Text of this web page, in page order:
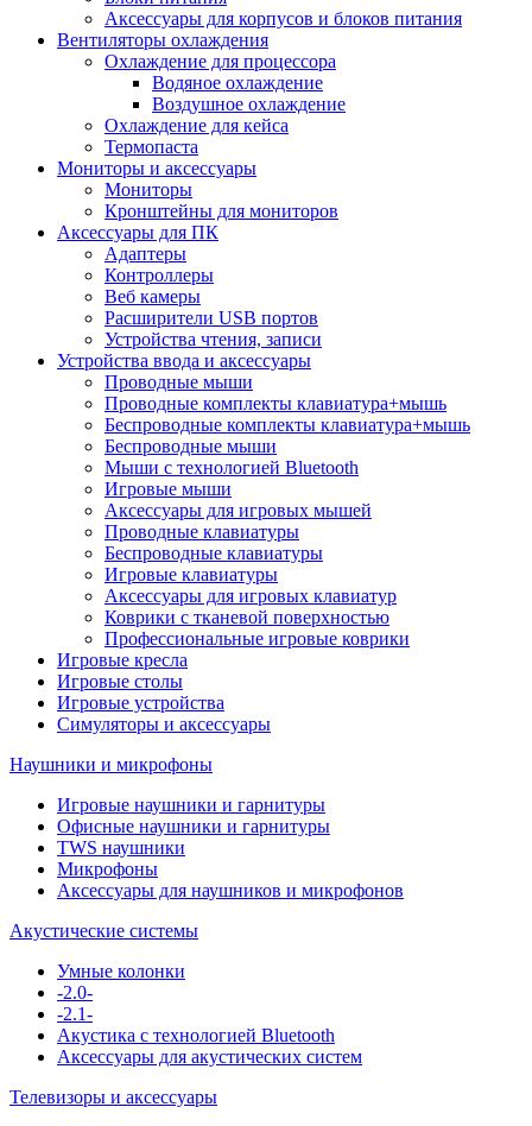
Аксессуары для корпусов и блоков питания
Вентиляторы охлаждения
Охлаждение для процессора
Водяное охлаждение
Воздушное охлаждение
Охлаждение для кейса
Термопаста
Мониторы и аксессуары
Мониторы
Кронштейны для мониторов
Аксессуары для ПК
Адаптеры
Контроллеры
Веб камеры
Расширители USB портов
Устройства чтения, записи
Устройства ввода и аксессуары
Проводные мыши
Проводные комплекты клавиатура+мышь
Беспроводные комплекты клавиатура+мышь
Беспроводные мыши
Мыши с технологией Bluetooth
Игровые мыши
Аксессуары для игровых мышей
Проводные клавиатуры
Беспроводные клавиатуры
Игровые клавиатуры
Аксессуары для игровых клавиатур
Коврики с тканевой поверхностью
Профессиональные игровые коврики
Игровые кресла
Игровые столы
Игровые устройства
Симуляторы и аксессуары
Наушники и микрофоны
Игровые наушники и гарнитуры
Офисные наушники и гарнитуры
TWS наушники
Микрофоны
Аксессуары для наушников и микрофонов
Акустические системы
Умные колонки
-2.0-
-2.1-
Акустика с технологией Bluetooth
Аксессуары для акустических систем
Телевизоры и аксессуары